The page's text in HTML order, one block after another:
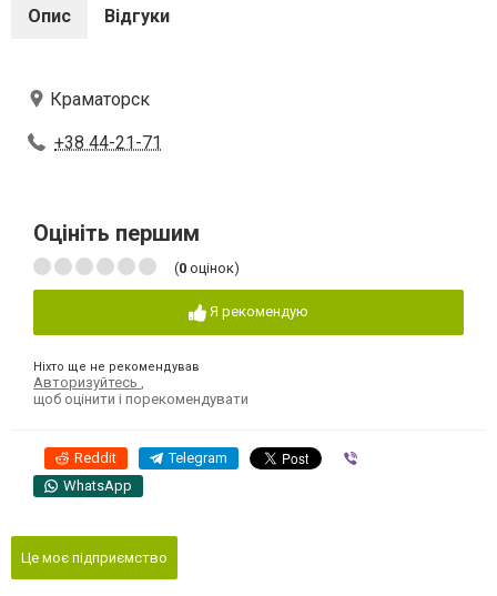
Опис Відгуки
Краматорск
+38 44-21-71
Оцініть першим
(0 оцінок)
Я рекомендую
Ніхто ще не рекомендував
Авторизуйтесь
щоб оцінити і порекомендувати
Reddit Telegram
WhatsApp
Це моє підприємство